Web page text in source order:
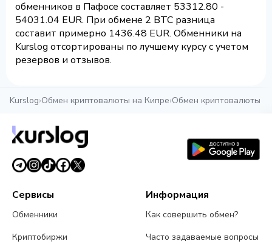
обменников в Пафосе составляет 53312.80 -
54031.04 EUR. При обмене 2 BTC разница
составит примерно 1436.48 EUR. Обменники на
Kurslog отсортированы по лучшему курсу с учетом
резервов и отзывов.
Kurslog›Обмен криптовалюты на Кипре›Обмен криптовалюты в
Сервисы
Обменники
Криптобиржи
Информация
Как совершить обмен?
Часто задаваемые вопросы